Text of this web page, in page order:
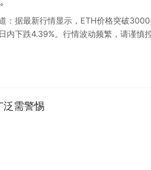
：据最新行情显示，ETH价格突破
内下跌4.39%。行情波动频繁，请谨慎
泛需警惕